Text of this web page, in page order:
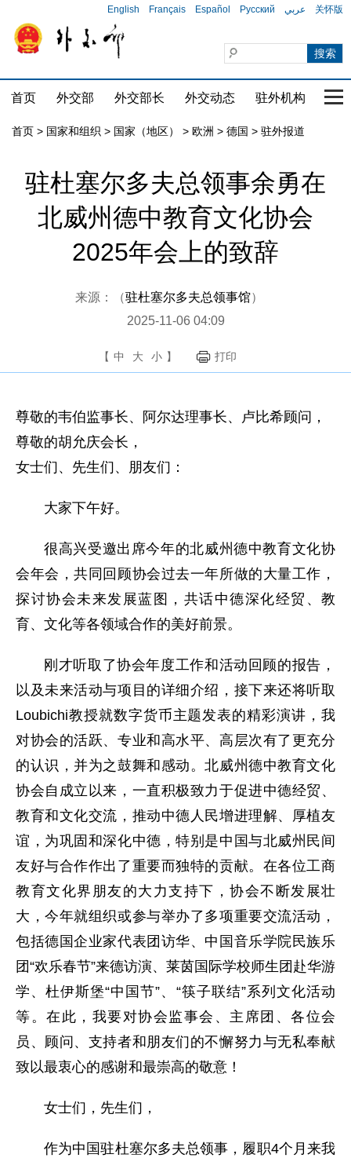
English Français Español Русский عربي 关怀版
首页 外交部 外交部长 外交动态 驻外机构 国
首页 > 国家和组织 > 国家（地区） > 欧洲 > 德国 > 驻外报道
驻杜塞尔多夫总领事余勇在
北威州德中教育文化协会
2025年会上的致辞
来源：（驻杜塞尔多夫总领事馆）
2025-11-06 04:09
【 中 大 小 】 打印
尊敬的韦伯监事长、阿尔达理事长、卢比希顾问，
尊敬的胡允庆会长 ，
女士们、先生们、朋友们 ：
大家下午好。
很高兴受邀出席今年的北威州德中教育文化协
会年会，共同回顾协会过去一年所做的大量工作，
探讨协会未来发展蓝图，共话中德深化经贸、教
育、文化等各领域合作的美好前景。
刚才听取了协会年度工作和活动回顾的报告，
以及未来活动与项目的详细介绍，接下来还将听取
Loubichi教授就数字货币主题发表的精彩演讲，我
对协会的活跃、专业和高水平、高层次有了更充分
的认识，并为之鼓舞和感动。北威州德中教育文化
协会自成立以来，一直积极致力于促进中德经贸、
教育和文化交流，推动中德人民增进理解、厚植友
谊，为巩固和深化中德，特别是中国与北威州民间
友好与合作作出了重要而独特的贡献。在各位工商
教育文化界朋友的大力支持下，协会不断发展壮
大，今年就组织或参与举办了多项重要交流活动，
包括德国企业家代表团访华、中国音乐学院民族乐
团“欢乐春节”来德访演、莱茵国际学校师生团赴华游
学、杜伊斯堡“中国节”、“筷子联结”系列文化活动
等。在此，我要对协会监事会、主席团、各位会
员、顾问、支持者和朋友们的不懈努力与无私奉献
致以最衷心的感谢和最崇高的敬意！
女士们，先生们，
作为中国驻杜塞尔多夫总领事，履职4个月来我